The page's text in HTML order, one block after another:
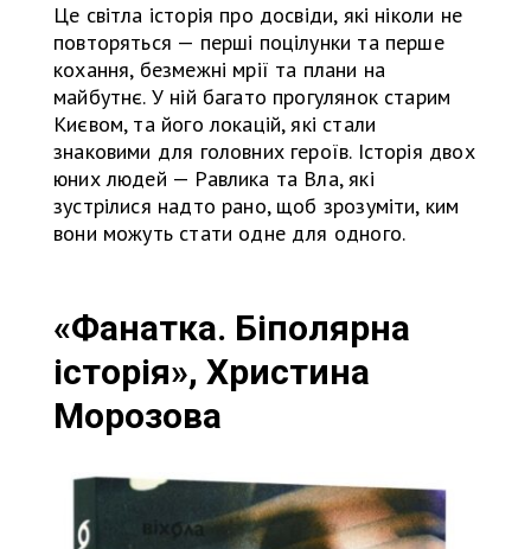
Це світла історія про досвіди, які ніколи не
повторяться — перші поцілунки та перше
кохання, безмежні мрії та плани на
майбутнє. У ній багато прогулянок старим
Києвом, та його локацій, які стали
знаковими для головних героїв. Історія двох
юних людей — Равлика та Вла, які
зустрілися надто рано, щоб зрозуміти, ким
вони можуть стати одне для одного.
«Фанатка. Біполярна
історія», Христина
Морозова